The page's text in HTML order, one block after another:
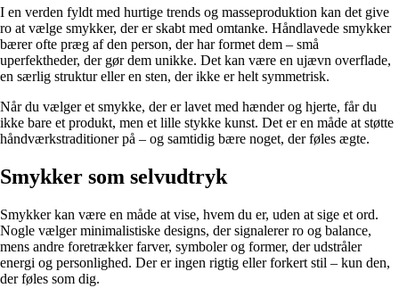
I en verden fyldt med hurtige trends og masseproduktion kan det give
ro at vælge smykker, der er skabt med omtanke. Håndlavede smykker
bærer ofte præg af den person, der har formet dem – små
uperfektheder, der gør dem unikke. Det kan være en ujævn overflade,
en særlig struktur eller en sten, der ikke er helt symmetrisk.
Når du vælger et smykke, der er lavet med hænder og hjerte, får du
ikke bare et produkt, men et lille stykke kunst. Det er en måde at støtte
håndværkstraditioner på – og samtidig bære noget, der føles ægte.
Smykker som selvudtryk
Smykker kan være en måde at vise, hvem du er, uden at sige et ord.
Nogle vælger minimalistiske designs, der signalerer ro og balance,
mens andre foretrækker farver, symboler og former, der udstråler
energi og personlighed. Der er ingen rigtig eller forkert stil – kun den,
der føles som dig.